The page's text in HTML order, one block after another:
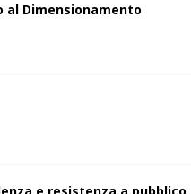
al Dimensionamento